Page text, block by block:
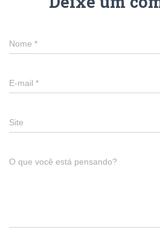
Nome *
E-mail *
Site
O que você está pensando?